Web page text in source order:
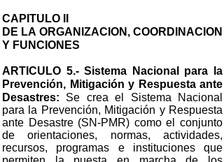
CAPITULO II
DE LA ORGANIZACION, COORDINACION
Y FUNCIONES
ARTICULO 5.- Sistema Nacional para la
Prevención, Mitigación y Respuesta ante
Desastres: Se crea el Sistema Nacional
para la Prevención, Mitigación y Respuesta
ante Desastre (SN-PMR) como el conjunto
de orientaciones, normas, actividades,
recursos, programas e instituciones que